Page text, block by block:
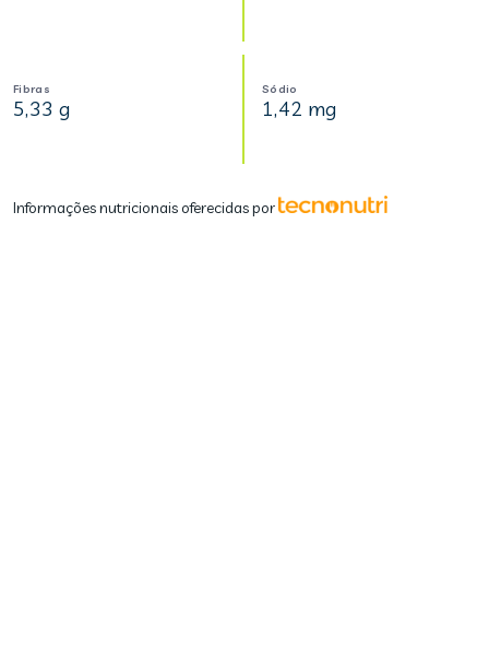
Fibras
5,33 g
Sódio
1,42 mg
Informações nutricionais oferecidas por